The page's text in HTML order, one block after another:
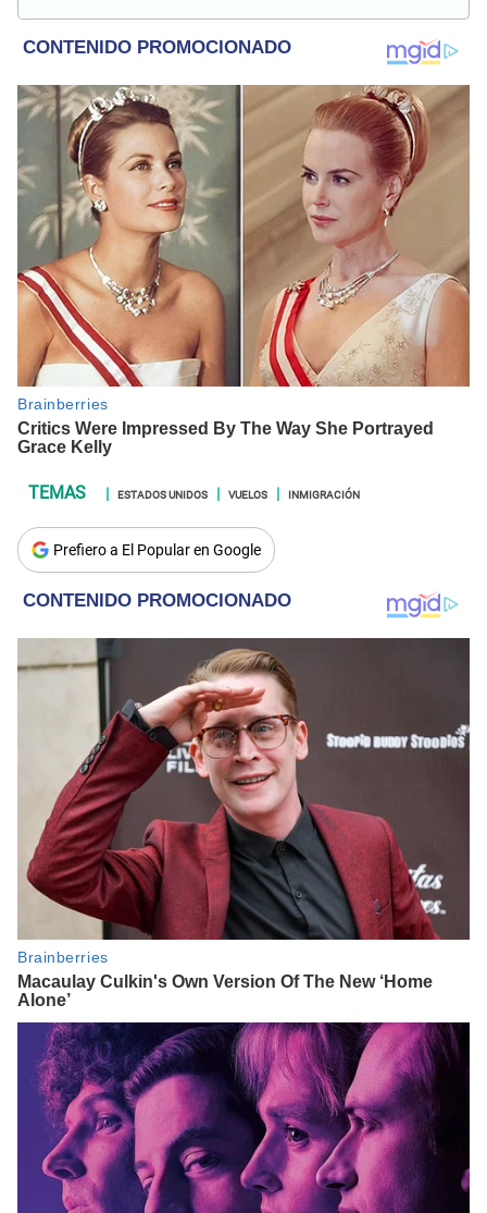
farándula y más.
ESTADOS UNIDOS VUELOS INMIGRACIÓN
Prefiero a El Popular en Google